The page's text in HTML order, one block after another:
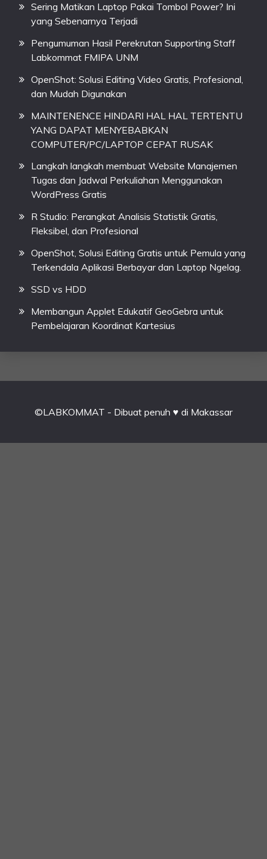
Sering Matikan Laptop Pakai Tombol Power? Ini
yang Sebenarnya Terjadi
Pengumuman Hasil Perekrutan Supporting Staff
Labkommat FMIPA UNM
OpenShot: Solusi Editing Video Gratis, Profesional,
dan Mudah Digunakan
MAINTENENCE HINDARI HAL HAL TERTENTU
YANG DAPAT MENYEBABKAN
COMPUTER/PC/LAPTOP CEPAT RUSAK
Langkah langkah membuat Website Manajemen
Tugas dan Jadwal Perkuliahan Menggunakan
WordPress Gratis
R Studio: Perangkat Analisis Statistik Gratis,
Fleksibel, dan Profesional
OpenShot, Solusi Editing Gratis untuk Pemula yang
Terkendala Aplikasi Berbayar dan Laptop Ngelag.
SSD vs HDD
Membangun Applet Edukatif GeoGebra untuk
Pembelajaran Koordinat Kartesius
©LABKOMMAT - Dibuat penuh ♥ di Makassar